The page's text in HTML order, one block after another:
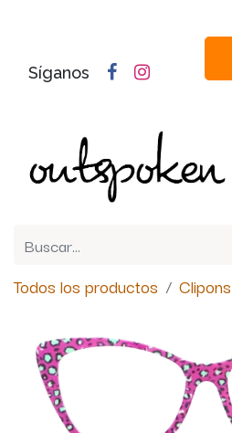
Síganos
Todos los productos Clipons